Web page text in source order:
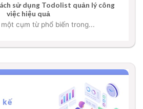
sử dụng Todolist quản lý công
việc hiệu quả
cụm từ phổ biến trong...